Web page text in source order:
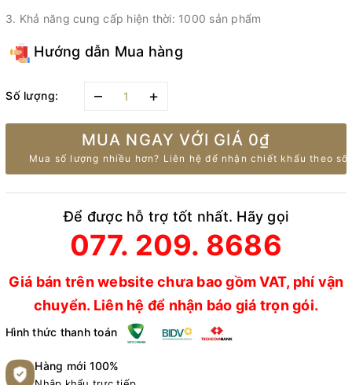
3. Khả năng cung cấp hiện thời: 1000 sản phẩm
Hướng dẫn Mua hàng
Số lượng: – +
MUA NGAY VỚI GIÁ 0₫
Mua số lượng nhiều hơn? Liên hệ để nhận chiết khấu theo số
Để được hỗ trợ tốt nhất. Hãy gọi
077. 209. 8686
Giá bán trên website chưa bao gồm VAT, phí vận
chuyển. Liên hệ để nhận báo giá trọn gói.
Hình thức thanh toán
Hàng mới 100%